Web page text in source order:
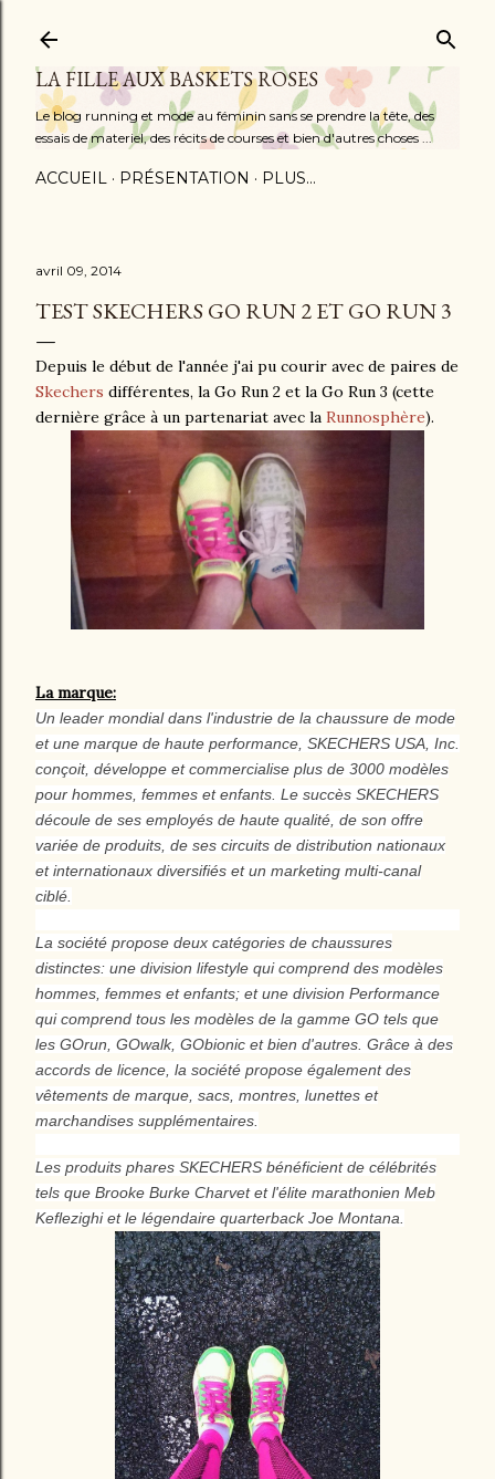
LA FILLE AUX BASKETS ROSES
Le blog running et mode au féminin sans se prendre la tête, des
essais de materiel, des récits de courses et bien d'autres choses ...
ACCUEIL PRÉSENTATION PLUS…
avril 09, 2014
TEST SKECHERS GO RUN 2 ET GO RUN 3
Depuis le début de l'année j'ai pu courir avec de paires de
Skechers différentes, la Go Run 2 et la Go Run 3 (cette
dernière grâce à un partenariat avec la Runnosphère).
La marque:
Un leader mondial dans l'industrie de la chaussure de mode
et une marque de haute performance, SKECHERS USA, Inc.
conçoit, développe et commercialise plus de 3000 modèles
pour hommes, femmes et enfants. Le succès SKECHERS
découle de ses employés de haute qualité, de son offre
variée de produits, de ses circuits de distribution nationaux
et internationaux diversifiés et un marketing multi-canal
ciblé.
La société propose deux catégories de chaussures
distinctes: une division lifestyle qui comprend des modèles
hommes, femmes et enfants; et une division Performance
qui comprend tous les modèles de la gamme GO tels que
les GOrun, GOwalk, GObionic et bien d'autres. Grâce à des
accords de licence, la société propose également des
vêtements de marque, sacs, montres, lunettes et
marchandises supplémentaires.
Les produits phares SKECHERS bénéficient de célébrités
tels que Brooke Burke Charvet et l'élite marathonien Meb
Keflezighi et le légendaire quarterback Joe Montana.